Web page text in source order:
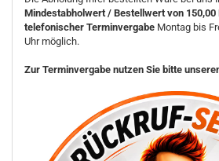
Mindestabholwert / Bestellwert von 150,00
telefonischer Terminvergabe Montag bis
Uhr möglich.
Zur Terminvergabe nutzen Sie bitte